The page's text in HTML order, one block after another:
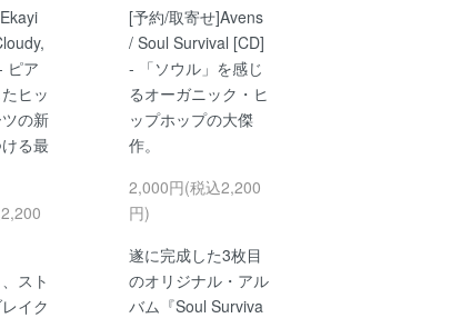
ピア
ヒッ
の新
る最
スト
イク
[予約/取寄せ]Avens
/ Soul Survival [CD]
- 「ソウル」を感じ
るオーガニック・ヒ
ップホップの大傑
作。
2,000円(税込2,200
円)
遂に完成した3枚目
のオリジナル・アル
バム『Soul Surviva